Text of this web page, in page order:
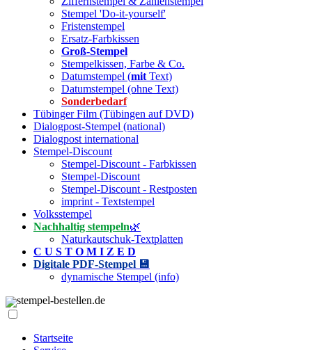
Stempel 'Do-it-yourself'
Fristenstempel
Ersatz-Farbkissen
Groß-Stempel
Stempelkissen, Farbe & Co.
Datumstempel (mit Text)
Datumstempel (ohne Text)
Sonderbedarf
Tübinger Film (Tübingen auf DVD)
Dialogpost-Stempel (national)
Dialogpost international
Stempel-Discount
Stempel-Discount - Farbkissen
Stempel-Discount
Stempel-Discount - Restposten
imprint - Textstempel
Volksstempel
Nachhaltig stempeln🌿
Naturkautschuk-Textplatten
C U S T O M I Z E D
Digitale PDF-Stempel 💾
dynamische Stempel (info)
stempel-bestellen.de
Startseite